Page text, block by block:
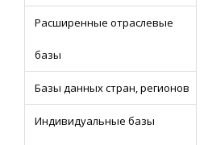
Расширенные отраслевые
базы
Базы данных стран, регионов
Индивидуальные базы